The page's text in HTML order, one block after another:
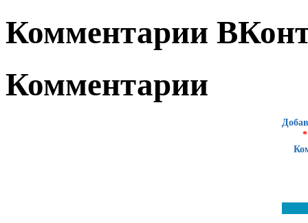
Комментарии
Комментарии
*